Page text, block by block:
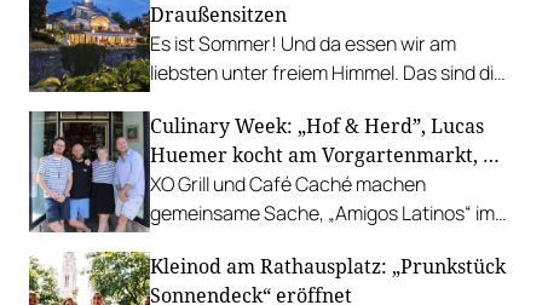
Draußensitzen
Es ist Sommer! Und da essen wir am
liebsten unter freiem Himmel. Das sind die
Gastgarten.
Culinary Week: „Hof & Herd”, Lucas
Huemer kocht am Vorgartenmarkt, …
XO Grill und Café Caché machen
gemeinsame Sache, „Amigos Latinos“ im
Richard Rauch kocht in der Riederalm
Kleinod am Rathausplatz: „Prunkstück
Sonnendeck“ eröffnet